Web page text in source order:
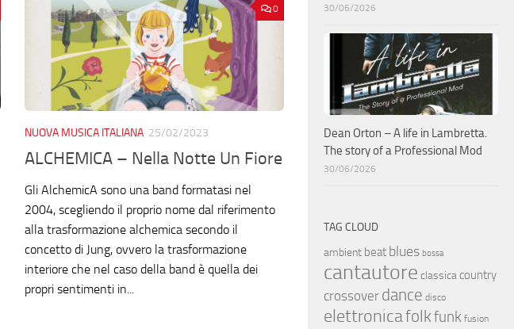
0
NUOVA MUSICA ITALIANA 25/02/2023
ALCHEMICA – Nella Notte Un Fiore
Gli AlchemicA sono una band formatasi nel
2004, scegliendo il proprio nome dal riferimento
alla trasformazione alchemica secondo il
concetto di Jung, ovvero la trasformazione
interiore che nel caso della band è quella dei
propri sentimenti in...
30/06/2026
Dean Orton – A life in Lambretta.
The story of a Professional Mod
30/06/2026
TAG CLOUD
ambient beat blues bossa
cantautore classica country
crossover dance disco
elettronicafolkfunk fusion